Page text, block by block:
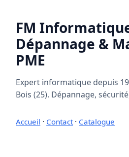
FM
Dépannage &
PME
Expert informatique depuis
Bois (25). Dépannage,
Accueil · Contact· Catalogue